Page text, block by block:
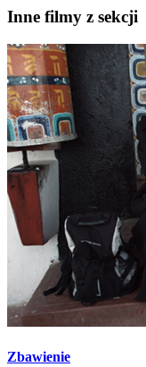
Inne filmy z sekcji
Zbawienie